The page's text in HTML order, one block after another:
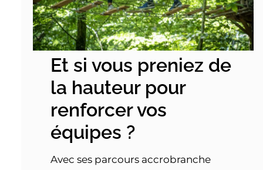
Et si vous preniez de
la hauteur pour
renforcer vos
équipes ?
Avec ses parcours accrobranche